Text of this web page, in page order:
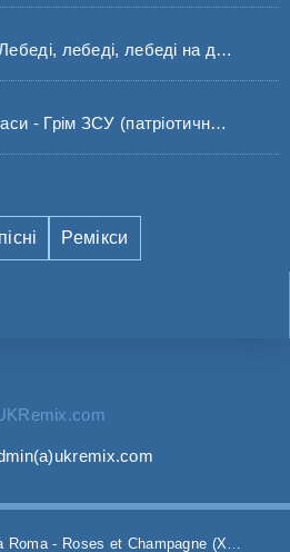
лебеді, лебеді на душі тут муки
ЗСУ (патріотична пісня 2025)
Ремікси